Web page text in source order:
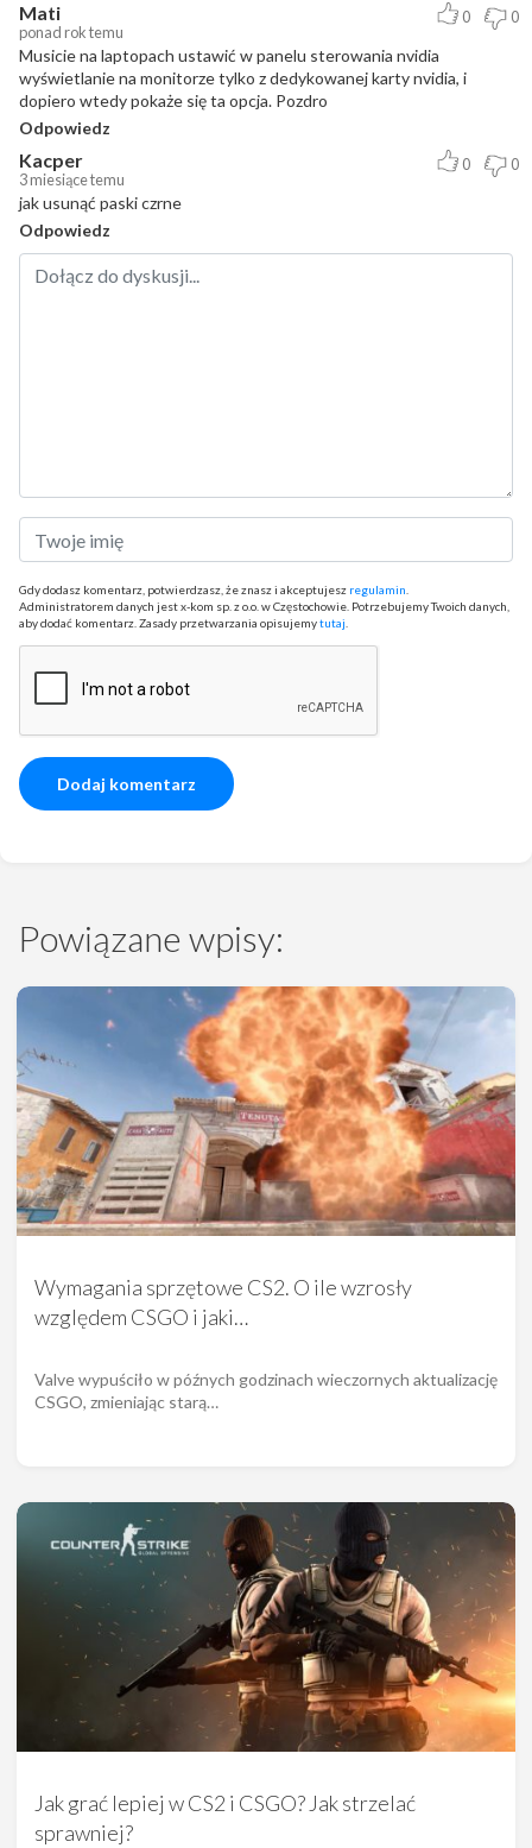
Mati
ponad rok temu
0 0
Musicie na laptopach ustawić w panelu sterowania nvidia
wyświetlanie na monitorze tylko z dedykowanej karty nvidia, i
dopiero wtedy pokaże się ta opcja. Pozdro
Odpowiedz
Kacper
3 miesiące temu
0 0
jak usunąć paski czrne
Odpowiedz
Gdy dodasz komentarz, potwierdzasz, że znasz i akceptujesz regulamin
Administratorem danych jest x-kom sp. z o.o. w Częstochowie. Potrzebujemy Twoich danych,
aby dodać komentarz. Zasady przetwarzania opisujemytutaj
Powiązane wpisy:
Wymagania sprzętowe CS2. O ile wzrosły
względem CSGO i jaki…
Valve wypuściło w późnych godzinach wieczornych aktualizację
CSGO, zmieniając starą…
Jak grać lepiej w CS2 i CSGO? Jak strzelać
sprawniej?